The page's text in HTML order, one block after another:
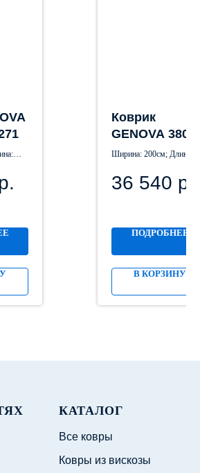
Коврик
GENOVA
- 655590, 200 х
Ширина: 200см; Длина:
36 540 р.
ПОДРОБНЕЕ
В КОРЗИНУ
КАТАЛОГ
Все ковры
Ковры из вискозы